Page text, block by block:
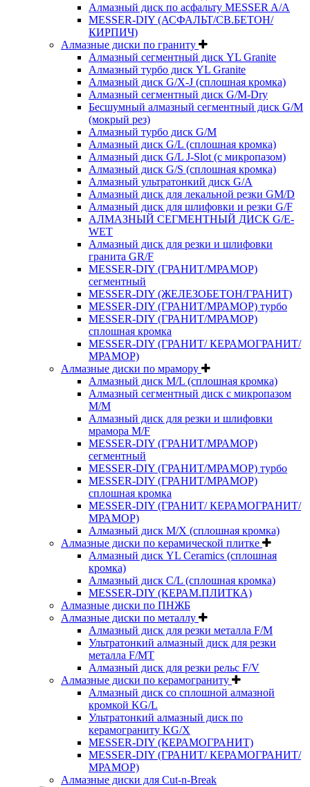
Алмазный диск по асфальту MESSER A/A
MESSER-DIY (АСФАЛЬТ/СВ.БЕТОН/
КИРПИЧ)
Алмазные диски по граниту
Алмазный сегментный диск YL Granite
Алмазный турбо диск YL Granite
Алмазный диск G/X-J (сплошная кромка)
Алмазный сегментный диск G/M-Dry
Бесшумный алмазный сегментный диск G/M
(мокрый рез)
Алмазный турбо диск G/M
Алмазный диск G/L (сплошная кромка)
Алмазный диск G/L J-Slot (с микропазом)
Алмазный диск G/S (сплошная кромка)
Алмазный ультратонкий диск G/A
Алмазный диск для лекальной резки GM/D
Алмазный диск для шлифовки и резки G/F
АЛМАЗНЫЙ СЕГМЕНТНЫЙ ДИСК G/E-
WET
Алмазный диск для резки и шлифовки
гранита GR/F
MESSER-DIY (ГРАНИТ/МРАМОР)
сегментный
MESSER-DIY (ЖЕЛЕЗОБЕТОН/ГРАНИТ)
MESSER-DIY (ГРАНИТ/МРАМОР) турбо
MESSER-DIY (ГРАНИТ/МРАМОР)
сплошная кромка
MESSER-DIY (ГРАНИТ/ КЕРАМОГРАНИТ/
МРАМОР)
Алмазные диски по мрамору
Алмазный диск M/L (сплошная кромка)
Алмазный сегментный диск с микропазом
M/M
Алмазный диск для резки и шлифовки
мрамора M/F
MESSER-DIY (ГРАНИТ/МРАМОР)
сегментный
MESSER-DIY (ГРАНИТ/МРАМОР) турбо
MESSER-DIY (ГРАНИТ/МРАМОР)
сплошная кромка
MESSER-DIY (ГРАНИТ/ КЕРАМОГРАНИТ/
МРАМОР)
Алмазный диск M/X (сплошная кромка)
Алмазные диски по керамической плитке
Алмазный диск YL Ceramics (сплошная
кромка)
Алмазный диск C/L (сплошная кромка)
MESSER-DIY (КЕРАМ.ПЛИТКА)
Алмазные диски по ПНЖБ
Алмазные диски по металлу
Алмазный диск для резки металла F/M
Ультратонкий алмазный диск для резки
металла F/MT
Алмазный диск для резки рельс F/V
Алмазные диски по керамограниту
Алмазный диск со сплошной алмазной
кромкой KG/L
Ультратонкий алмазный диск по
керамограниту KG/X
MESSER-DIY (КЕРАМОГРАНИТ)
MESSER-DIY (ГРАНИТ/ КЕРАМОГРАНИТ/
МРАМОР)
Алмазные диски для Cut-n-Break